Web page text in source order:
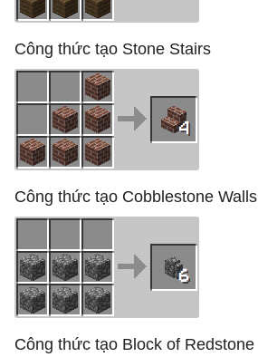
Công thức tạo Stone Stairs
Công thức tạo Cobblestone Walls
Công thức tạo Block of Redstone